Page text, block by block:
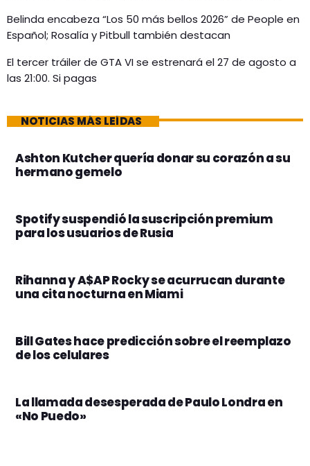
Belinda encabeza “Los 50 más bellos 2026” de People en
Español; Rosalía y Pitbull también destacan
El tercer tráiler de GTA VI se estrenará el 27 de agosto a
las 21:00. Si pagas
NOTICIAS MÁS LEÍDAS
Ashton Kutcher quería donar su corazón a su
hermano gemelo
Spotify suspendió la suscripción premium
para los usuarios de Rusia
Rihanna y A$AP Rocky se acurrucan durante
una cita nocturna en Miami
Bill Gates hace predicción sobre el reemplazo
de los celulares
La llamada desesperada de Paulo Londra en
«No Puedo»